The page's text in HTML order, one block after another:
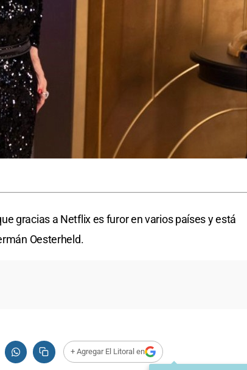
gracias a Netflix es furor en varios países y está
Oesterheld.
+ Agregar El Litoral en